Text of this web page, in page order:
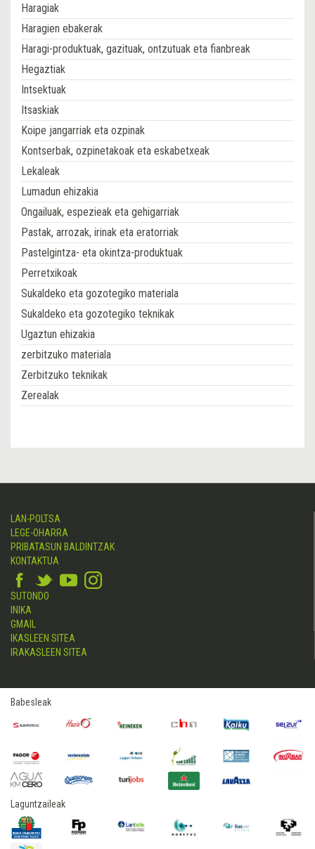
Haragiak
Haragien ebakerak
Haragi-produktuak, gazituak, ontzutuak eta fianbreak
Hegaztiak
Intsektuak
Itsaskiak
Koipe jangarriak eta ozpinak
Kontserbak, ozpinetakoak eta eskabetxeak
Lekaleak
Lumadun ehizakia
Ongailuak, espezieak eta gehigarriak
Pastak, arrozak, irinak eta eratorriak
Pastelgintza- eta okintza-produktuak
Perretxikoak
Sukaldeko eta gozotegiko materiala
Sukaldeko eta gozotegiko teknikak
Ugaztun ehizakia
zerbitzuko materiala
Zerbitzuko teknikak
Zerealak
LAN-POLTSA
LEGE-OHARRA
PRIBATASUN BALDINTZAK
KONTAKTUA
SUTONDO
INIKA
GMAIL
IKASLEEN SITEA
IRAKASLEEN SITEA
Babesleak
Laguntzaileak